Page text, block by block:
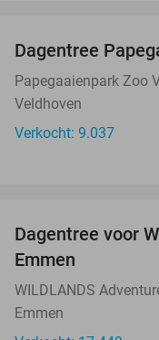
Dagentree
Papegaaienpark Zoo
Veldhoven
Verkocht: 9.037
Dagentree voor
Emmen
WILDLANDS
Emmen